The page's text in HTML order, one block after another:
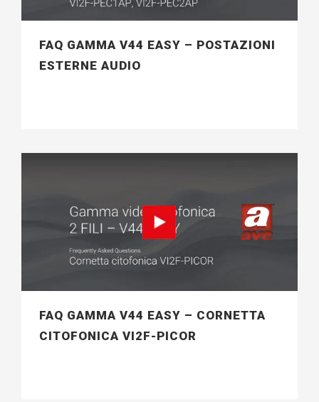
FAQ GAMMA V44 EASY – POSTAZIONI
ESTERNE AUDIO
FAQ GAMMA V44 EASY – CORNETTA
CITOFONICA VI2F-PICOR